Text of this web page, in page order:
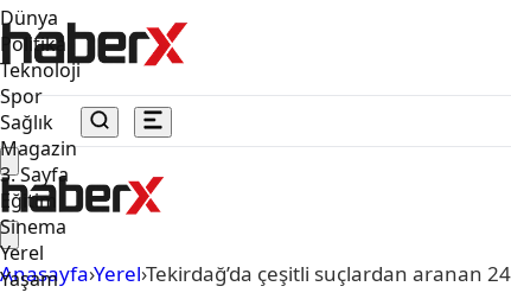
Dünya
Politika
Teknoloji
Spor
Sağlık
Magazin
3. Sayfa
Eğitim
Sinema
Yerel
Yaşam
Anasayfa›Yerel›Tekirdağ’da çeşitli suçlardan aranan